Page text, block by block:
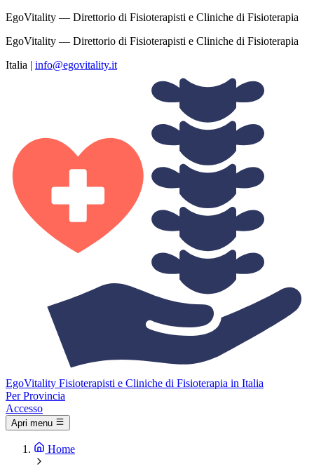
EgoVitality — Direttorio di Fisioterapisti e Cliniche di Fisioterapia
EgoVitality — Direttorio di Fisioterapisti e Cliniche di Fisioterapia
Italia | info@egovitality.it
EgoVitality Fisioterapisti e Cliniche di Fisioterapia in Italia
Per Provincia
Accesso
Apri menu
Home